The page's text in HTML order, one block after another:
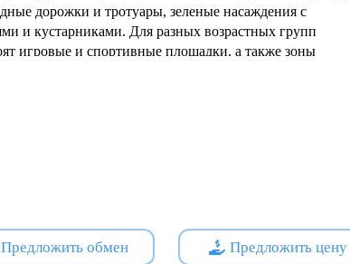
дорожки и тротуары, зеленые насаждения с
и кустарниками. Для разных возрастных групп
игровые и спортивные площадки, а также зоны
центра на 230 мест, включающего начальную
150 учеников с детским садом на 80 мест. На
Предложить обмен Предложить цену